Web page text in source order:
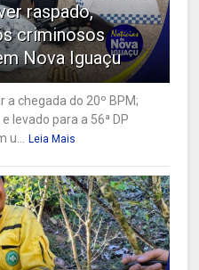
raspado,
criminosos
Nova Iguaçu
chegada do 20º BPM;
levado para a 56ª DP
u... Leia Mais